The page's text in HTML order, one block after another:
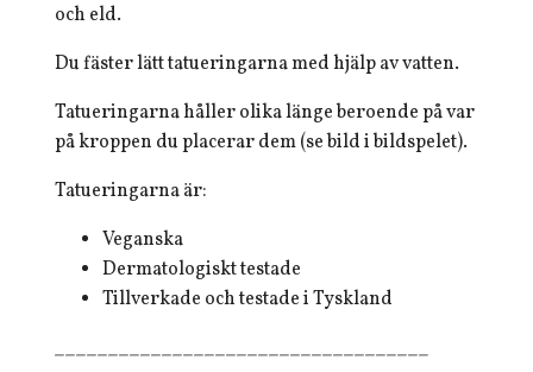
och eld.
Du fäster lätt tatueringarna med hjälp av vatten.
Tatueringarna håller olika länge beroende på var
på kroppen du placerar dem (se bild i bildspelet).
Tatueringarna är:
Veganska
Dermatologiskt testade
Tillverkade och testade i Tyskland
___________________________________